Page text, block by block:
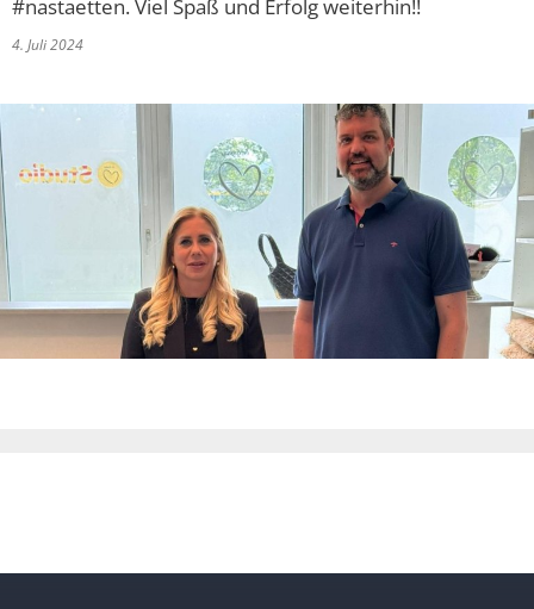
#nastaetten. Viel Spaß und Erfolg weiterhin!!
4. Juli 2024